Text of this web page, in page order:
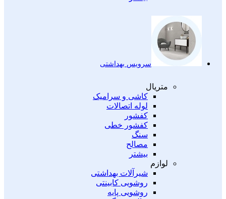
سرویس بهداشتی
متریال
کاشی و سرامیک
لوله اتصالات
کفشور
کفشور خطی
سنگ
مصالح
بیشتر
لوازم
شیرآلات بهداشتی
روشویی کابینتی
روشویی پایه